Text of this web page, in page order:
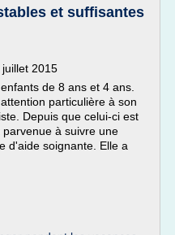
et suffisantes
2015
de 8 ans et 4 ans.
particulière à son
Depuis que celui-ci est
à suivre une
d'aide soignante. Elle a